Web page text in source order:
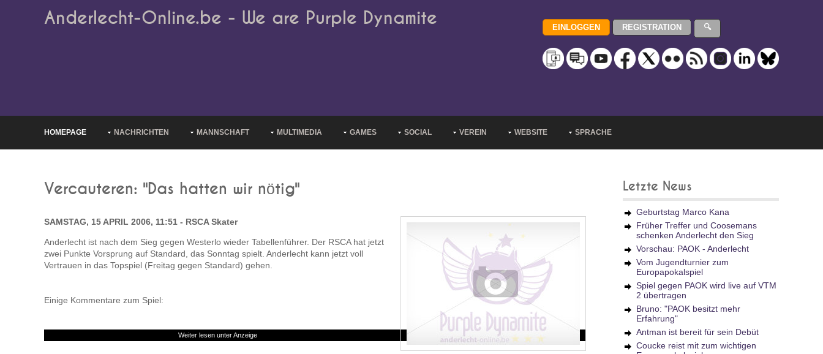
Anderlecht-Online.be - We are Purple Dynamite
HOMEPAGE NACHRICHTEN MANNSCHAFT MULTIMEDIA GAMES SOCIAL VEREIN WEBSITE SPRACHE
Vercauteren: "Das hatten wir nötig"
SAMSTAG, 15 APRIL 2006, 11:51 - RSCA Skater
Anderlecht ist nach dem Sieg gegen Westerlo wieder Tabellenführer. Der RSCA hat jetzt
zwei Punkte Vorsprung auf Standard, das Sonntag spielt. Anderlecht kann jetzt voll
Vertrauen in das Topspiel (Freitag gegen Standard) gehen.
Einige Kommentare zum Spiel:
Weiter lesen unter Anzeige
Letzte News
Geburtstag Marco Kana
Früher Treffer und Coosemans
schenken Anderlecht den Sieg
Vorschau: PAOK - Anderlecht
Vom Jugendturnier zum
Europapokalspiel
Spiel gegen PAOK wird live auf VTM
2 übertragen
Bruno: "PAOK besitzt mehr
Erfahrung"
Antman ist bereit für sein Debüt
Coucke reist mit zum wichtigen